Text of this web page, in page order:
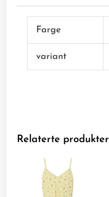
Farge
variant
Relaterte produkter